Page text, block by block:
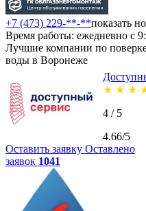
+7 (473) 229-**-**показать
Время работы: ежедневно с
Лучшие компании по
воды в Воронеже
★ ★ ★
4 / 5
4.66/5
Оставить заявку Оставлено
заявок 1041